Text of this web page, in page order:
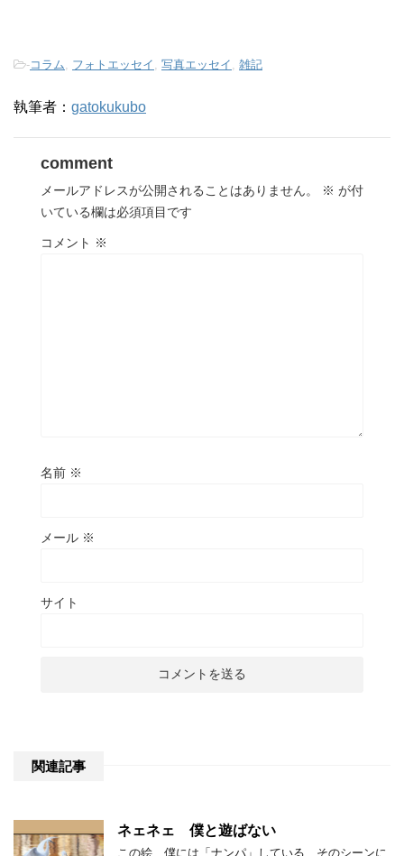
-コラム, フォトエッセイ , 写真エッセイ , 雑記
執筆者： gatokukubo
comment
メールアドレスが公開されることはありません。 ※ が付
いている欄は必須項目です
コメント ※
名前 ※
メール ※
サイト
関連記事
ネェネェ 僕と遊ばない
この絵、僕には「ナンパ」している、そのシーンに